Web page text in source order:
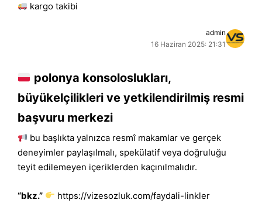
kargo takibi
admin
16 Haziran 2025: 21:31
polonya konsoloslukları,
büyükelçilikleri ve yetkilendirilmiş resmi
başvuru merkezi
bu başlıkta yalnızca resmî makamlar ve gerçek
deneyimler paylaşılmalı, spekülatif veya doğruluğu
teyit edilemeyen içeriklerden kaçınılmalıdır.
“bkz.” https://vizesozluk.com/faydali-linkler